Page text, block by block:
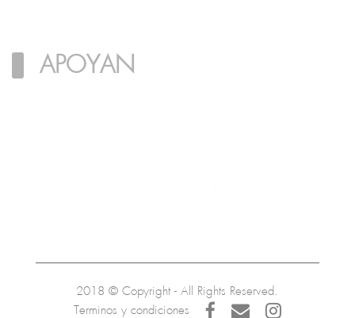
APOYAN
2018 © Copyright - All Rights Reserved.
Terminos y condiciones